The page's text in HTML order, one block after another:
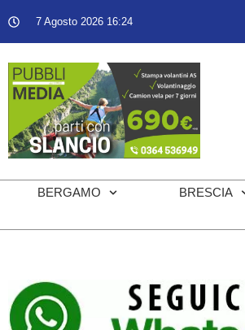
7 Agosto 2026 16:24
BERGAMO BRESCIA